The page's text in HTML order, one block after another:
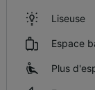
Liseuse
Espace
Plus